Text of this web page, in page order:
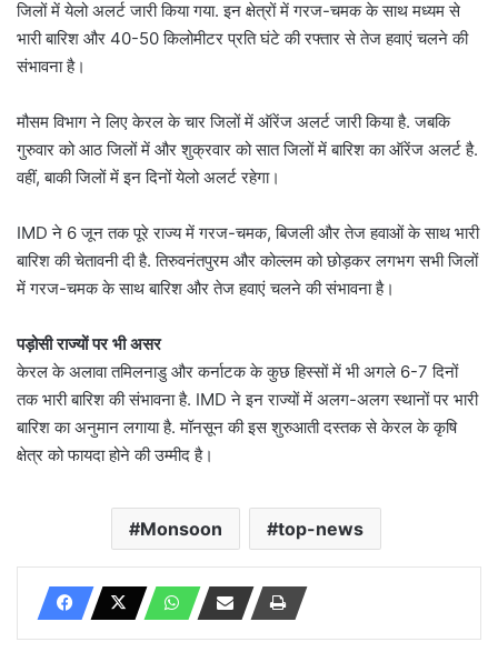
जिलों में येलो अलर्ट जारी किया गया. इन क्षेत्रों में गरज-चमक के साथ मध्यम से
भारी बारिश और 40-50 किलोमीटर प्रति घंटे की रफ्तार से तेज हवाएं चलने की
संभावना है।
मौसम विभाग ने लिए केरल के चार जिलों में ऑरेंज अलर्ट जारी किया है. जबकि
गुरुवार को आठ जिलों में और शुक्रवार को सात जिलों में बारिश का ऑरेंज अलर्ट है.
वहीं, बाकी जिलों में इन दिनों येलो अलर्ट रहेगा।
IMD ने 6 जून तक पूरे राज्य में गरज-चमक, बिजली और तेज हवाओं के साथ भारी
बारिश की चेतावनी दी है. तिरुवनंतपुरम और कोल्लम को छोड़कर लगभग सभी जिलों
में गरज-चमक के साथ बारिश और तेज हवाएं चलने की संभावना है।
पड़ोसी राज्यों पर भी असर
केरल के अलावा तमिलनाडु और कर्नाटक के कुछ हिस्सों में भी अगले 6-7 दिनों
तक भारी बारिश की संभावना है. IMD ने इन राज्यों में अलग-अलग स्थानों पर भारी
बारिश का अनुमान लगाया है. मॉनसून की इस शुरुआती दस्तक से केरल के कृषि
क्षेत्र को फायदा होने की उम्मीद है।
Monsoon top-news